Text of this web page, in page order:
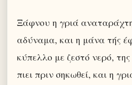
Ξάφνου η γριά
αδύναμα, και η μάνα τής
κύπελλο με ζεστό νερό,
πιει πριν σηκωθεί, και η